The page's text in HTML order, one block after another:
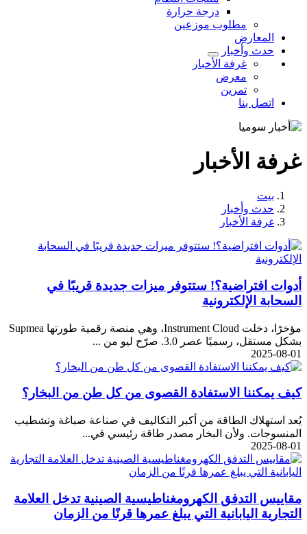
درجة حرارة
مطلوب موزعين
المعارض
حدث وأخبار
غرفة الأخبار
معرض
تمرين
اتصل بنا
غرفة الأخبار
بيت
حدث وأخبار
غرفة الأخبار
أدوات افتراضية؟! ستتوفر ميزات جديدة قريبًا في
السحابة الإلكترونية
مؤخرًا، دخلت Instrument Cloud، وهي منصة رقمية طورتها Supmea
بشكل مستقل، رسميًا عصر 3.0. صرّح ليو من ...
2025-08-01
كيف يمكننا الاستفادة القصوى من كل طن من البخار؟
يُعد استهلاك الطاقة من أكبر التكاليف في صناعة صباغة وتشطيب
المنسوجات. ولأن البخار مصدر طاقة رئيسي في...
2025-08-01
مقاييس التدفق الكهرومغناطيسية الصينية تدخل العلامة
التجارية اليابانية التي يبلغ عمرها قرنًا من الزمان